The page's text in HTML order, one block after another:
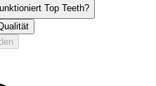
Top Teeth?